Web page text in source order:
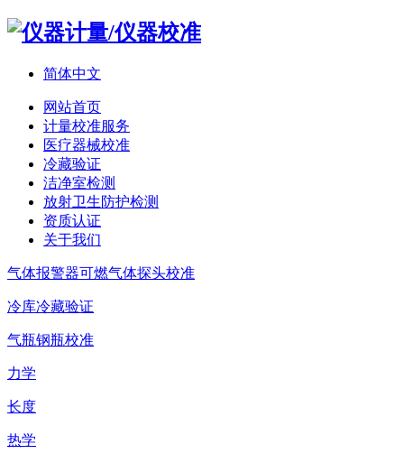
简体中文
网站首页
计量校准服务
医疗器械校准
冷藏验证
洁净室检测
放射卫生防护检测
资质认证
关于我们
气体报警器可燃气体探头校准
冷库冷藏验证
气瓶钢瓶校准
力学
长度
热学